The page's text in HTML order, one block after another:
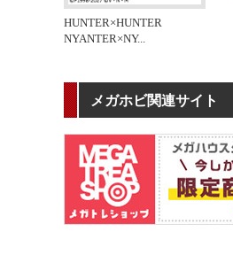
HUNTER×HUNTER
NYANTER×NY...
メガホビ関連サイト